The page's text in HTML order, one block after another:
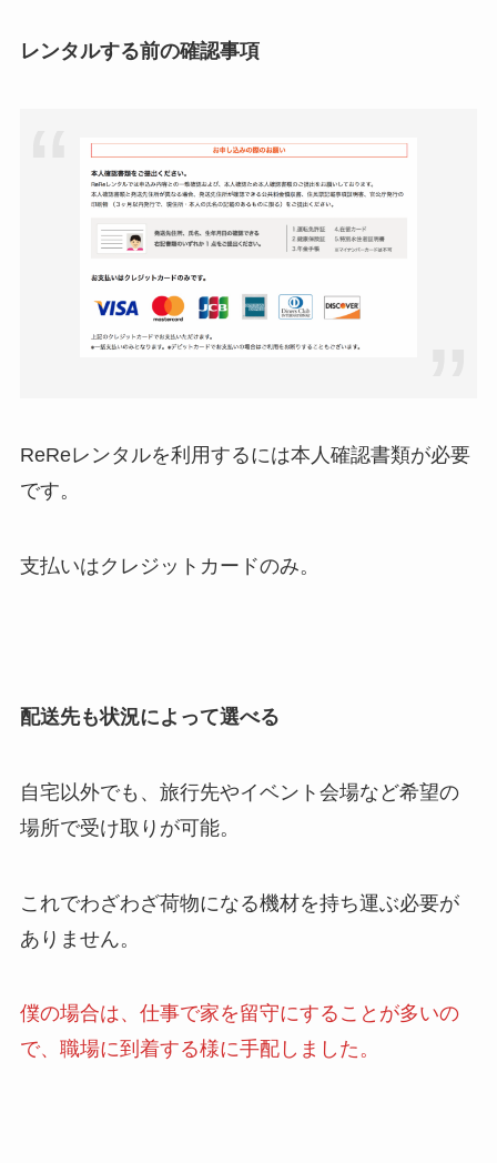
レンタルする前の確認事項
ReReレンタルを利用するには本人確認書類が必要
です。
支払いはクレジットカードのみ。
配送先も状況によって選べる
自宅以外でも、旅行先やイベント会場など希望の
場所で受け取りが可能。
これでわざわざ荷物になる機材を持ち運ぶ必要が
ありません。
僕の場合は、仕事で家を留守にすることが多いの
で、職場に到着する様に手配しました。